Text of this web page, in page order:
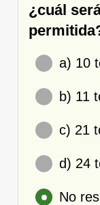
¿cuál
a) 10
b) 11
c) 21
d) 24
No